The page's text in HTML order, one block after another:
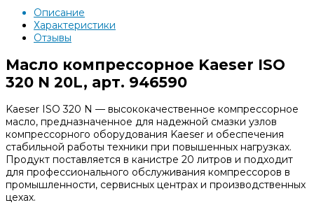
Описание
Характеристики
Отзывы
Масло компрессорное Kaeser ISO
320 N 20L, арт. 946590
Kaeser ISO 320 N — высококачественное компрессорное
масло, предназначенное для надежной смазки узлов
компрессорного оборудования Kaeser и обеспечения
стабильной работы техники при повышенных нагрузках.
Продукт поставляется в канистре 20 литров и подходит
для профессионального обслуживания компрессоров в
промышленности, сервисных центрах и производственных
цехах.